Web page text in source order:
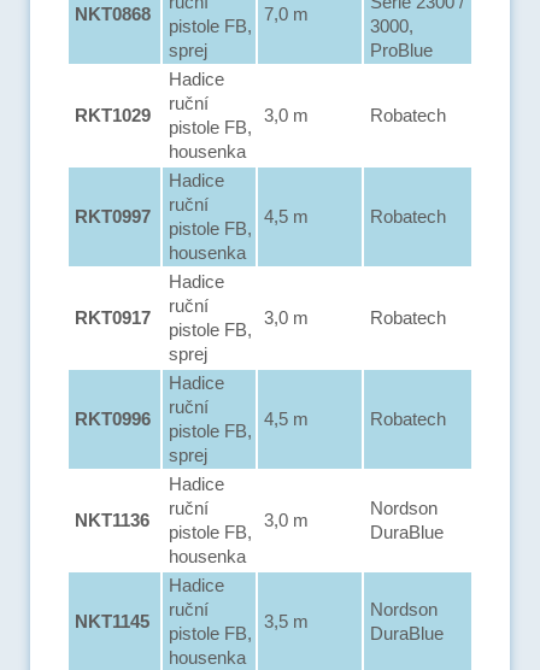
NKT0868
pistole FB,
sprej
7,0 m
3000,
ProBlue
RKT1029
Hadice
ruční
pistole FB,
housenka
3,0 m Robatech
RKT0997
Hadice
ruční
pistole FB,
housenka
4,5 m Robatech
RKT0917
Hadice
ruční
pistole FB,
sprej
3,0 m Robatech
RKT0996
Hadice
ruční
pistole FB,
sprej
4,5 m Robatech
NKT1136
Hadice
ruční
pistole FB,
housenka
3,0 m
Nordson
DuraBlue
NKT1145
Hadice
ruční
pistole FB,
housenka
3,5 m
Nordson
DuraBlue